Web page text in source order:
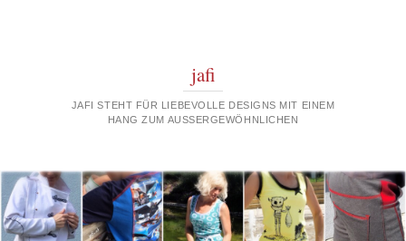
jafi
JAFI STEHT FÜR LIEBEVOLLE DESIGNS MIT EINEM
HANG ZUM AUSSERGEWÖHNLICHEN